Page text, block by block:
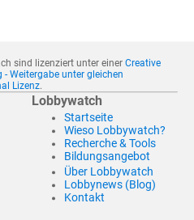
sind lizenziert unter einer Creative
Weitergabe unter gleichen
Lizenz.
Lobbywatch
Startseite
Wieso Lobbywatch?
Recherche & Tools
Bildungsangebot
Über Lobbywatch
Lobbynews (Blog)
Kontakt